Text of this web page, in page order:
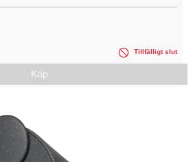
Tillfälligt slut
Köp